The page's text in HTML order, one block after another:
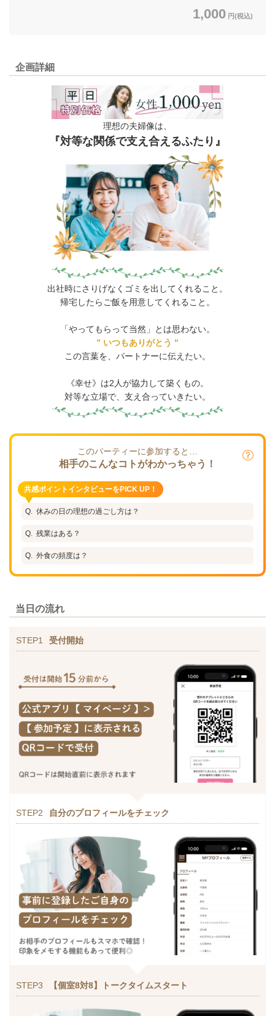
1,000 円(税込)
企画詳細
理想の夫婦像は、
『対等な関係で支え合えるふたり』
出社時にさりげなくゴミを出してくれること。
帰宅したらご飯を用意してくれること。
「やってもらって当然」とは思わない。
” いつもありがとう "
この言葉を、パートナーに伝えたい。
《幸せ》は2人が協力して築くもの。
対等な立場で、支え合っていきたい。
このパーティーに参加すると…
相手のこんなコトがわかっちゃう！
共感ポイントインタビューをPICK UP！
休みの日の理想の過ごし方は？
残業はある？
外食の頻度は？
当日の流れ
STEP1 受付開始
STEP2 自分のプロフィールをチェック
STEP3 【個室8対8】トークタイムスタート